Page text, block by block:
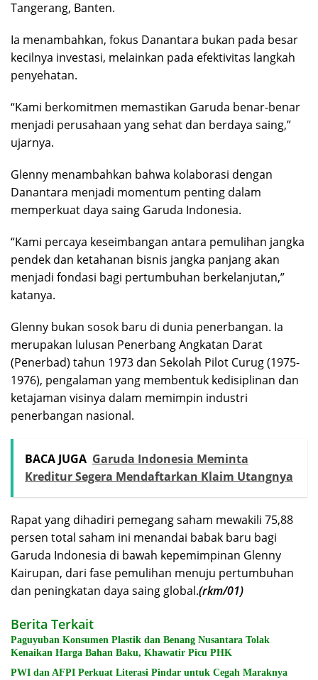
Tangerang, Banten.
Ia menambahkan, fokus Danantara bukan pada besar
kecilnya investasi, melainkan pada efektivitas langkah
penyehatan.
“Kami berkomitmen memastikan Garuda benar-benar
menjadi perusahaan yang sehat dan berdaya saing,”
ujarnya.
Glenny menambahkan bahwa kolaborasi dengan
Danantara menjadi momentum penting dalam
memperkuat daya saing Garuda Indonesia.
“Kami percaya keseimbangan antara pemulihan jangka
pendek dan ketahanan bisnis jangka panjang akan
menjadi fondasi bagi pertumbuhan berkelanjutan,”
katanya.
Glenny bukan sosok baru di dunia penerbangan. Ia
merupakan lulusan Penerbang Angkatan Darat
(Penerbad) tahun 1973 dan Sekolah Pilot Curug (1975-
1976), pengalaman yang membentuk kedisiplinan dan
ketajaman visinya dalam memimpin industri
penerbangan nasional.
BACA JUGA Garuda Indonesia Meminta
Kreditur Segera Mendaftarkan Klaim Utangnya
Rapat yang dihadiri pemegang saham mewakili 75,88
persen total saham ini menandai babak baru bagi
Garuda Indonesia di bawah kepemimpinan Glenny
Kairupan, dari fase pemulihan menuju pertumbuhan
dan peningkatan daya saing global.(rkm/01)
Berita Terkait
Paguyuban Konsumen Plastik dan Benang Nusantara Tolak
Kenaikan Harga Bahan Baku, Khawatir Picu PHK
PWI dan AFPI Perkuat Literasi Pindar untuk Cegah Maraknya